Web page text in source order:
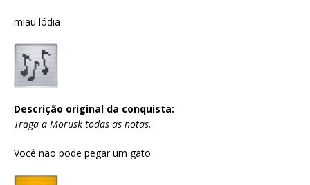
miau lódia
Descrição original da conquista:
Traga a Morusk todas as notas.
Você não pode pegar um gato